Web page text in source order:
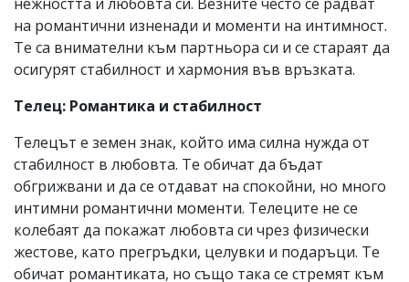
на романтични изненади и моменти на интимност.
Те са внимателни към партньора си и се стараят да
осигурят стабилност и хармония във връзката.
Телец: Романтика и стабилност
Телецът е земен знак, който има силна нужда от
стабилност в любовта. Те обичат да бъдат
обгрижвани и да се отдават на спокойни, но много
интимни романтични моменти. Телеците не се
колебаят да покажат любовта си чрез физически
жестове, като прегръдки, целувки и подаръци. Те
обичат романтиката, но също така се стремят към